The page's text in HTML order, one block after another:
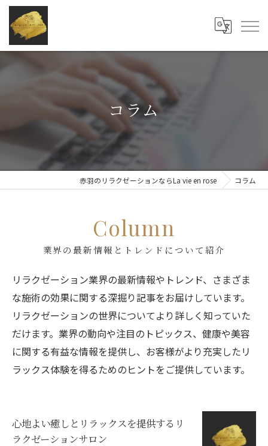
コラム
赤羽のリラクゼーションならLa vie en rose コラム
Column
業界の最新情報とトレンドについて紹介
リラクゼーション業界の最新情報やトレンド、さまざま
な施術の効果に関する深掘り記事をお届けしています。
リラクゼーションの世界についてより詳しく知っていた
だけます。業界の動向や注目のトピックス、健康や美容
に関する有益な情報を提供し、お客様がより充実したリ
ラックス体験を得るためのヒントをご提供しています。
心地よい癒しとリラックスを提供するリ
ラクゼーションサロン